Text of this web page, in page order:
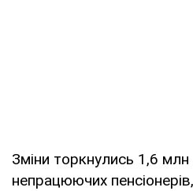
Зміни торкнулись 1,6 млн
непрацюючих